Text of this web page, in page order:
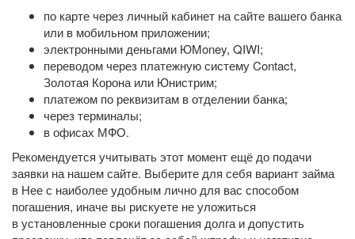
по карте через личный кабинет на сайте вашего банка
или в мобильном приложении;
электронными деньгами ЮMoney, QIWI;
переводом через платежную систему Contact,
Золотая Корона или Юнистрим;
платежом по реквизитам в отделении банка;
через терминалы;
в офисах МФО.
Рекомендуется учитывать этот момент ещё до подачи
заявки на нашем сайте. Выберите для себя вариант займа
в Нее с наиболее удобным лично для вас способом
погашения, иначе вы рискуете не уложиться
в установленные сроки погашения долга и допустить